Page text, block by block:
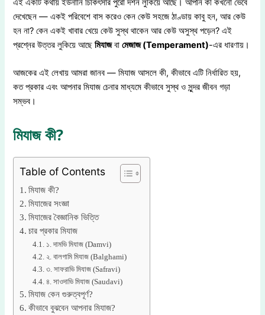
এই একটি কথায় ইউনানি চিকিৎসার পুরো দর্শন লুকিয়ে আছে। আপনি কী কখনো ভেবে
দেখেছেন — একই পরিবেশে বাস করেও কেন কেউ সহজে ঠাণ্ডায় কাবু হন, আর কেউ
হন না? কেন একই খাবার খেয়ে কেউ সুস্থ থাকেন আর কেউ অসুস্থ পড়েন? এই
প্রশ্নের উত্তর লুকিয়ে আছেমিযাজবামেজাজ (Temperament)-এর ধারণায়।
আজকের এই লেখায় আমরা জানব — মিযাজ আসলে কী, কীভাবে এটি নির্ধারিত হয়,
কত প্রকার এবং আপনার মিযাজ চেনার মাধ্যমে কীভাবে সুস্থ ও সুন্দর জীবন গড়া
সম্ভব।
মিযাজ কী?
Table of Contents
মিযাজ কী?
মিযাজের সংজ্ঞা
মিযাজের বৈজ্ঞানিক ভিত্তি
চার প্রকার মিযাজ
১. দামভি মিযাজ (Damvi)
২. বালগামি মিযাজ (Balghami)
৩. সাফরাভি মিযাজ (Safravi)
৪. সাওদাভি মিযাজ (Saudavi)
মিযাজ কেন গুরুত্বপূর্ণ?
কীভাবে বুঝবেন আপনার মিযাজ?